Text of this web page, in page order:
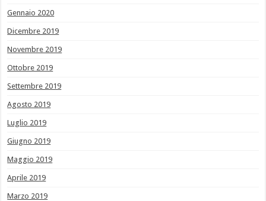
Gennaio 2020
Dicembre 2019
Novembre 2019
Ottobre 2019
Settembre 2019
Agosto 2019
Luglio 2019
Giugno 2019
Maggio 2019
Aprile 2019
Marzo 2019